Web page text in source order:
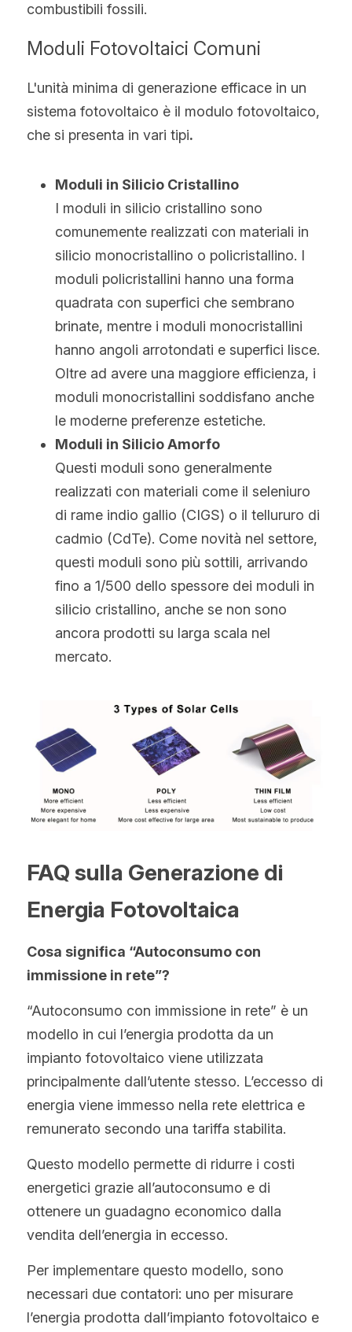
combustibili fossili.
Moduli Fotovoltaici Comuni
L'unità minima di generazione efficace in un
sistema fotovoltaico è il modulo fotovoltaico,
che si presenta in vari tipi.
Moduli in Silicio Cristallino
I moduli in silicio cristallino sono
comunemente realizzati con materiali in
silicio monocristallino o policristallino. I
moduli policristallini hanno una forma
quadrata con superfici che sembrano
brinate, mentre i moduli monocristallini
hanno angoli arrotondati e superfici lisce.
Oltre ad avere una maggiore efficienza, i
moduli monocristallini soddisfano anche
le moderne preferenze estetiche.
Moduli in Silicio Amorfo
Questi moduli sono generalmente
realizzati con materiali come il seleniuro
di rame indio gallio (CIGS) o il tellururo di
cadmio (CdTe). Come novità nel settore,
questi moduli sono più sottili, arrivando
fino a 1/500 dello spessore dei moduli in
silicio cristallino, anche se non sono
ancora prodotti su larga scala nel
mercato.
FAQ sulla Generazione di
Energia Fotovoltaica
Cosa significa “Autoconsumo con
immissione in rete”?
“Autoconsumo con immissione in rete” è un
modello in cui l’energia prodotta da un
impianto fotovoltaico viene utilizzata
principalmente dall’utente stesso. L’eccesso di
energia viene immesso nella rete elettrica e
remunerato secondo una tariffa stabilita.
Questo modello permette di ridurre i costi
energetici grazie all’autoconsumo e di
ottenere un guadagno economico dalla
vendita dell’energia in eccesso.
Per implementare questo modello, sono
necessari due contatori: uno per misurare
l’energia prodotta dall’impianto fotovoltaico e